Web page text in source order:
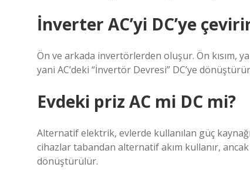
İnverter AC’yi DC’ye
Ön ve arkada invertörlerden oluşur. Ön kısım,
yani AC’deki “İnvertör Devresi” DC’ye
Evdeki priz AC mi DC mi?
Alternatif elektrik, evlerde kullanılan güç
cihazlar tabandan alternatif akım kullanır,
dönüştürülür.